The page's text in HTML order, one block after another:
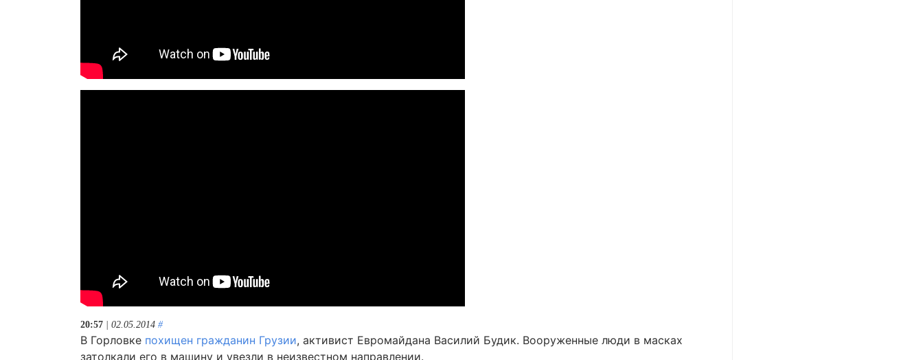
20:57 | 02.05.2014 #
В Горловке похищен гражданин Грузии, активист Евромайдана Василий Будик. Вооруженные люди в масках
затолкали его в машину и увезли в неизвестном направлении.